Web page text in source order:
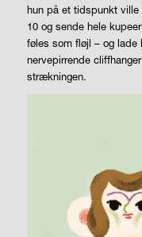
hun på et tidspunkt
10 og sende hele
føles som fløjl – og
nervepirrende
strækningen.